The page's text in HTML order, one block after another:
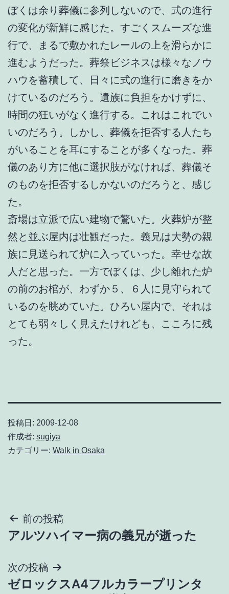
ぼくは余り葬儀に参列しないので、式の進行
の変化が新鮮に感じた。すごくスムーズな進
行で、まるで敷かれたレールの上を滑らかに
進むようだった。葬祭ビジネスは様々なノウ
ハウを蓄積して、日々に式の進行に磨きをか
けているのだろう。遺族に負担をかけずに、
時間の狂いがなく進行する。これはこれでい
いのだろう。しかし、葬儀を拒否する人たち
がいることを耳にすることが多くなった。葬
儀のあり方に他に選択肢がなければ、葬儀そ
のものを拒否するしかないのだろうと、感じ
た。
斎場は立派で広い建物で驚いた。火葬炉が整
然と並ぶ屋内は壮観だった。義兄は大勢の親
族に見送られて炉に入っていった。幸せな故
人だと思った。一方でぼくは、少し離れた炉
の前のお棺が、わずか５、６人に見守られて
いるのを眺めていた。ひろい屋内で、それは
とても弱々しく見えたけれども、こころに残
った。
投稿日: 2009-12-08
作成者: sugiya
カテゴリー: Walk in Osaka
投
稿
ナ
前の投稿
アルツハイマー病の義兄が逝った
次の投稿
ゼロックスA4フルカラープリンタ